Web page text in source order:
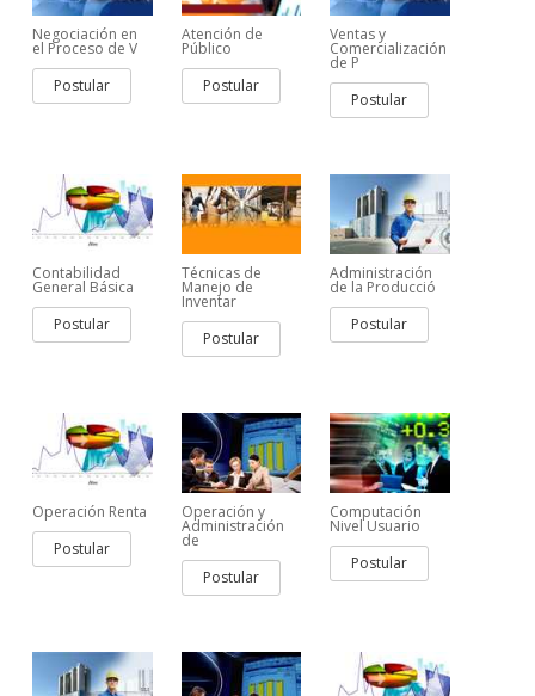
Negociación en
el Proceso de V
Postular
Atención de
Público
Postular
Ventas y
Comercialización
de P
Postular
Contabilidad
General Básica
Postular
Técnicas de
Manejo de
Inventar
Postular
Administración
de la Producció
Postular
Operación Renta
Postular
Operación y
Administración
de
Postular
Computación
Nivel Usuario
Postular